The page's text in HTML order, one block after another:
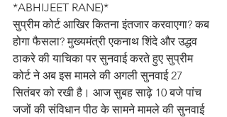
*ABHIJEET RANE)*
सुप्रीम कोर्ट आखिर कितना इंतजार करवाएगा? कब
होगा फैसला? मुख्यमंत्री एकनाथ शिंदे और उद्धव
ठाकरे की याचिका पर सुनवाई करते हुए सुप्रीम
कोर्ट ने अब इस मामले की अगली सुनवाई 27
सितंबर को रखी है। आज सुबह साढ़े 10 बजे पांच
जजों की संविधान पीठ के सामने मामले की सुनवाई